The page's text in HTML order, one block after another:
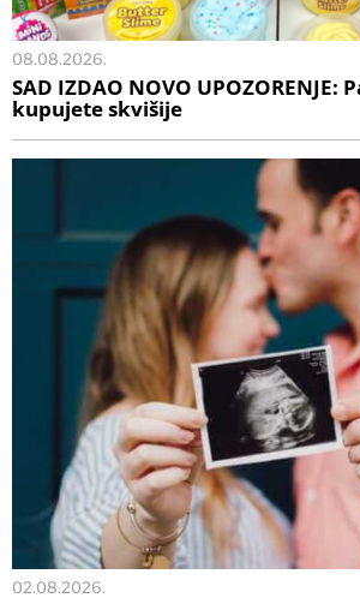
08.08.2026.
SAD IZDAO NOVO UPOZORENJE:
kupujete skvišije
02.08.2026.